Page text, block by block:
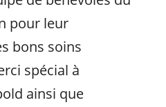
pour leur
bons soins
spécial à
ainsi que